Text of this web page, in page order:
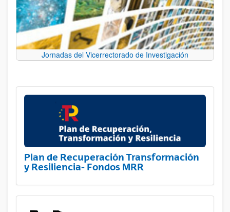
Jornadas del Vicerrectorado de Investigación
Plan de Recuperación Transformación
y Resiliencia- Fondos MRR